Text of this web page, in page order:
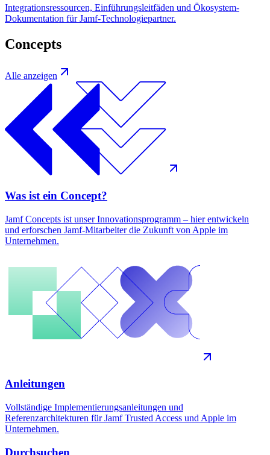
Integrationsressourcen, Einführungsleitfäden und Ökosystem-
Dokumentation für Jamf-Technologiepartner.
Concepts
Alle anzeigen
Was ist ein Concept?
Jamf Concepts ist unser Innovationsprogramm – hier entwickeln
und erforschen Jamf-Mitarbeiter die Zukunft von Apple im
Unternehmen.
Anleitungen
Vollständige Implementierungsanleitungen und
Referenzarchitekturen für Jamf Trusted Access und Apple im
Unternehmen.
Durchsuchen